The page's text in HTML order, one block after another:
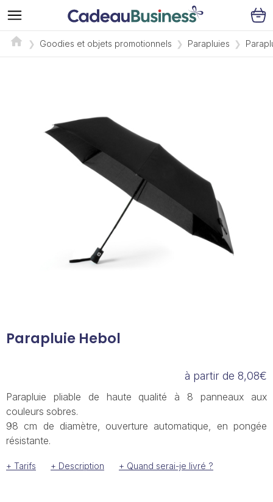
Goodies et objets promotionnels Parapluies
Parapluie Hebol
à partir de 8,08€
Parapluie pliable de haute qualité à 8 panneaux aux
couleurs sobres.
98 cm de diamètre, ouverture automatique, en pongée
résistante.
+ Tarifs + Description + Quand serai-je livré ?